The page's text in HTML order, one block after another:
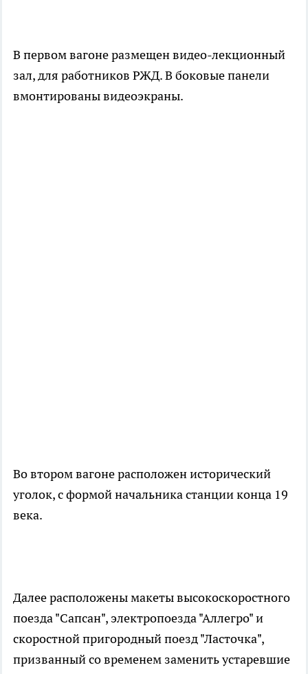
В первом вагоне размещен видео-лекционный
зал, для работников РЖД. В боковые панели
вмонтированы видеоэкраны.
Во втором вагоне расположен исторический
уголок, с формой начальника станции конца 19
века.
Далее расположены макеты высокоскоростного
поезда "Сапсан", электропоезда "Аллегро" и
скоростной пригородный поезд "Ласточка",
призванный со временем заменить устаревшие